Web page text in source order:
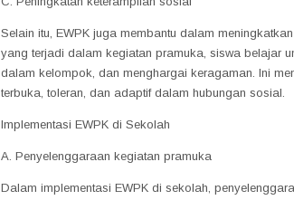
Selain itu, EWPK juga membantu dalam
yang terjadi dalam kegiatan pramuka, siswa belajar
dalam kelompok, dan menghargai keragaman. Ini
terbuka, toleran, dan adaptif dalam hubungan sosial.
Implementasi EWPK di Sekolah
A. Penyelenggaraan kegiatan pramuka
Dalam implementasi EWPK di sekolah,